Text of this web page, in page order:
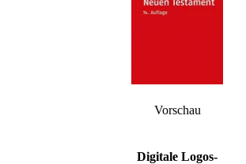
Vorschau
Digitale Logos-